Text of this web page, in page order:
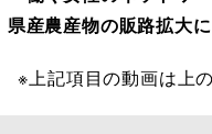
県産農産物の販路拡大
※上記項目の動画は上